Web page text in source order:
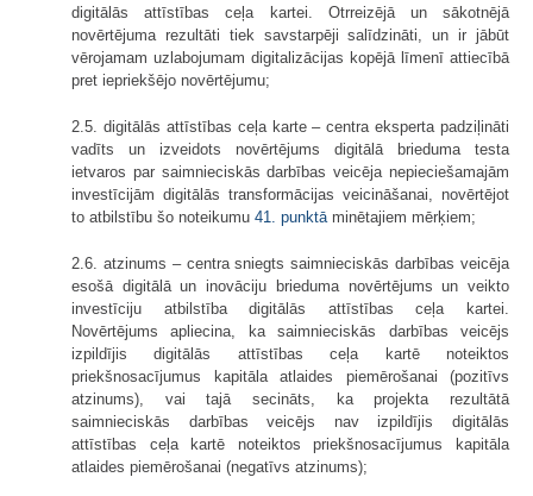
digitālās attīstības ceļa kartei. Otrreizējā un sākotnējā
novērtējuma rezultāti tiek savstarpēji salīdzināti, un ir jābūt
vērojamam uzlabojumam digitalizācijas kopējā līmenī attiecībā
pret iepriekšējo novērtējumu;
2.5. digitālās attīstības ceļa karte – centra eksperta padziļināti
vadīts un izveidots novērtējums digitālā brieduma testa
ietvaros par saimnieciskās darbības veicēja nepieciešamajām
investīcijām digitālās transformācijas veicināšanai, novērtējot
to atbilstību šo noteikumu 41. punktā minētajiem mērķiem;
2.6. atzinums – centra sniegts saimnieciskās darbības veicēja
esošā digitālā un inovāciju brieduma novērtējums un veikto
investīciju atbilstība digitālās attīstības ceļa kartei.
Novērtējums apliecina, ka saimnieciskās darbības veicējs
izpildījis digitālās attīstības ceļa kartē noteiktos
priekšnosacījumus kapitāla atlaides piemērošanai (pozitīvs
atzinums), vai tajā secināts, ka projekta rezultātā
saimnieciskās darbības veicējs nav izpildījis digitālās
attīstības ceļa kartē noteiktos priekšnosacījumus kapitāla
atlaides piemērošanai (negatīvs atzinums);